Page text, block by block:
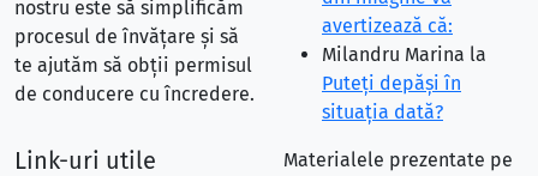
nostru este să simplificăm
procesul de învățare și să
te ajutăm să obții permisul
de conducere cu încredere.
avertizează că:
Milandru Marina la
Puteţi depăşi în
situaţia dată?
Link-uri utile
Materialele prezentate pe